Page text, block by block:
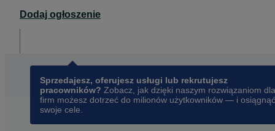
Dodaj ogłoszenie
Sprzedajesz, oferujesz usługi lub rekrutujesz
pracowników? Zobacz, jak dzięki naszym rozwiązaniom dla
firm możesz dotrzeć do milionów użytkowników — i osiągnąć
swoje cele.